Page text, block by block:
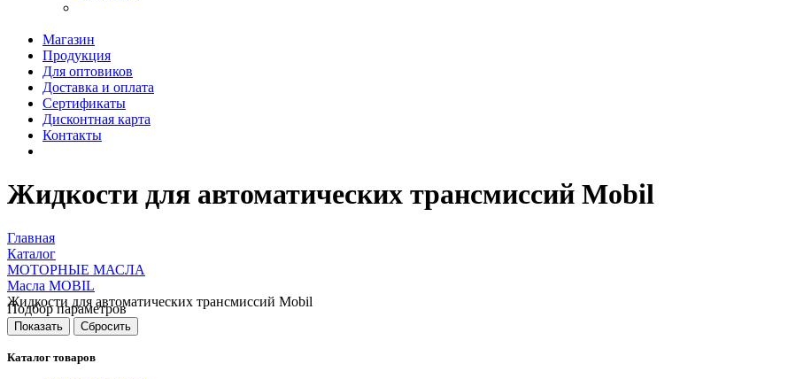
Магазин
Продукция
Для оптовиков
Доставка и оплата
Сертификаты
Дисконтная карта
Контакты
Жидкости для автоматических трансмиссий Mobil
Главная
Каталог
МОТОРНЫЕ МАСЛА
Масла MOBIL
Жидкости для автоматических трансмиссий Mobil
Подбор параметров
Каталог товаров